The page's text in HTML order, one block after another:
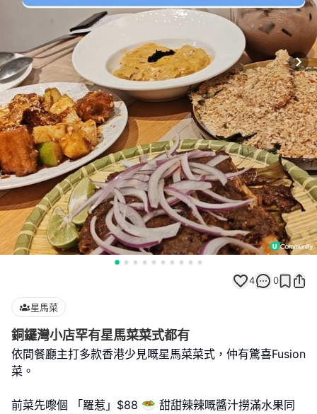
4 0
星馬菜
銅鑼灣小店罕有星馬菜菜式都有
依間餐廳主打多款香港少見嘅星馬菜菜式，仲有驚喜Fusion
菜。
前菜先嚟個 「羅惹」$88 🥗 甜甜辣辣嘅醬汁撈滿水果同